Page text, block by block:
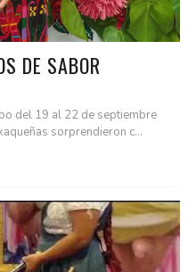
DE SABOR
del 19 al 22 de septiembre
sorprendieron c...